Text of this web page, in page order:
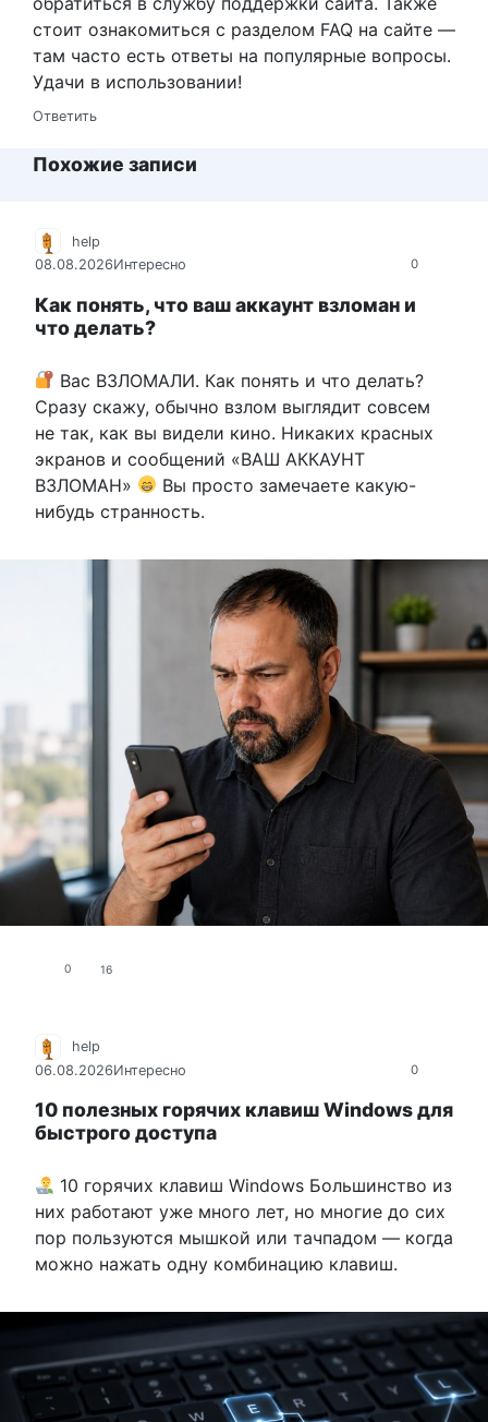
стоит ознакомиться с разделом FAQ на сайте —
там часто есть ответы на популярные вопросы.
Удачи в использовании!
Ответить
Похожие записи
0
help
08.08.2026Интересно
Как понять, что ваш аккаунт взломан и
что делать?
Вас ВЗЛОМАЛИ. Как понять и что делать?
Сразу скажу, обычно взлом выглядит совсем
не так, как вы видели кино. Никаких красных
экранов и сообщений «ВАШ АККАУНТ
ВЗЛОМАН»
Вы просто замечаете какую-
нибудь странность.
0 16
0
help
06.08.2026Интересно
10 полезных горячих клавиш Windows для
быстрого доступа
10 горячих клавиш Windows Большинство из
них работают уже много лет, но многие до сих
пор пользуются мышкой или тачпадом — когда
можно нажать одну комбинацию клавиш.